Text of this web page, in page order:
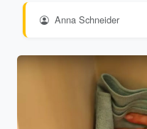
Anna Schneider